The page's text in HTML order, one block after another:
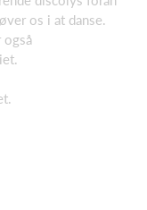
os i at danse.
også